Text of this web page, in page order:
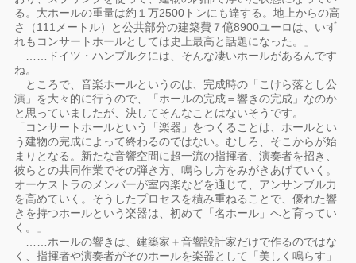
る。大ホールの重量は約１万2500トンにも達する。地上からの高
さ（111メートル）と公共部分の建築費７億8900ユーロは、いず
れもコンサートホールとしては史上最高と話題になった。」
……ドイツ・ハンブルクには、そんな凄いホールがあるんです
ね。
ところで、音楽ホールというのは、完成時の「こけら落とし公
演」を大々的に行うので、「ホールの完成＝響きの完成」なのか
と思っていましたが、決してそんなことはないそうです。
「コンサートホールという「楽器」をつくることは、ホールとい
う建物の完成によって終わるのではない。むしろ、そこからが始
まりとなる。新たな音響空間に超一流の指揮者、演奏者を招き、
彼らとの共同作業でその弾き方、鳴らし方をみがきあげていく。
オーケストラのメンバーが室内楽などを通じて、アンサンブル力
を高めていく。そうしたプロセスを積み重ねることで、優れた響
きを持つホールという楽器は、初めて「名ホール」へと育ってい
く。」
……ホールの響きは、建築家＋音響設計家だけで作るのではな
く、指揮者や演奏者がそのホールを楽器として「美しく鳴らす」